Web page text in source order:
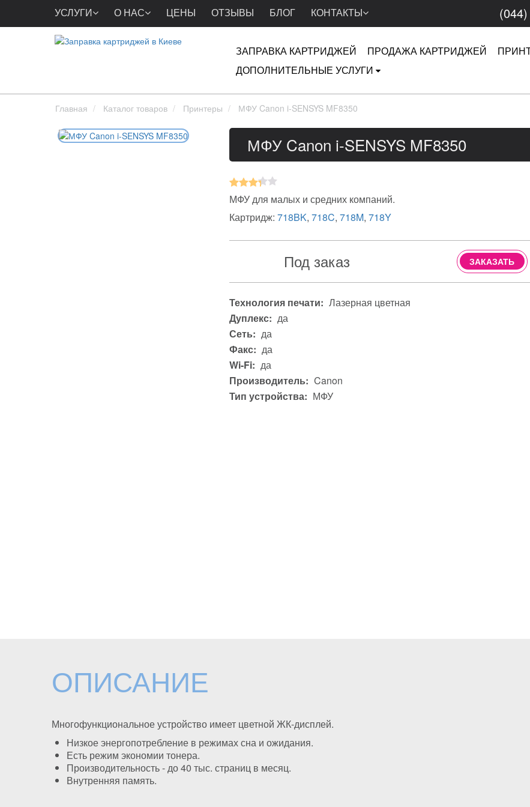
УСЛУГИ О НАС ЦЕНЫ ОТЗЫВЫ БЛОГ КОНТАКТЫ
ЗАПРАВКА КАРТРИДЖЕЙ ПРОДАЖА КАРТРИДЖЕЙ
ДОПОЛНИТЕЛЬНЫЕ УСЛУГИ
Главная Каталог товаров Принтеры МФУ Canon i-SENSYS MF8350
МФУ Canon i-SENSYS MF8350
МФУ для малых и средних компаний.
Картридж: 718BK, 718C, 718M, 718Y
Под заказ ЗАКАЗАТЬ
Технология печати: Лазерная цветная
Дуплекс: да
Сеть: да
Факс: да
Wi-Fi: да
Производитель: Canon
Тип устройства: МФУ
ОПИСАНИЕ
Многофункциональное устройство имеет цветной ЖК-дисплей.
Низкое энергопотребление в режимах сна и ожидания.
Есть режим экономии тонера.
Производительность - до 40 тыс. страниц в месяц.
Внутренняя память.